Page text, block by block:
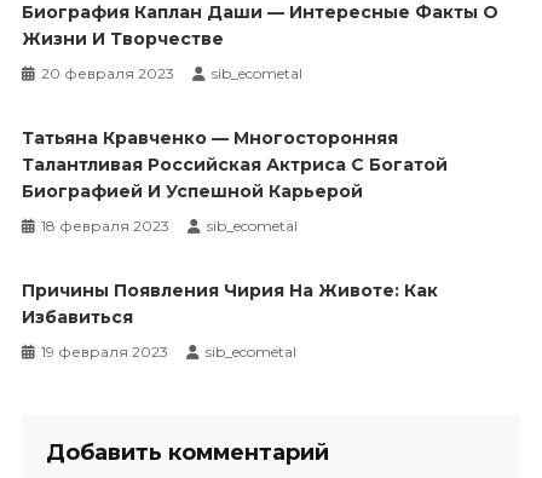
Биография Каплан Даши — Интересные Факты О
Жизни И Творчестве
20 февраля 2023 sib_ecometal
Татьяна Кравченко — Многосторонняя
Талантливая Российская Актриса С Богатой
Биографией И Успешной Карьерой
18 февраля 2023 sib_ecometal
Причины Появления Чирия На Животе: Как
Избавиться
19 февраля 2023 sib_ecometal
Добавить комментарий